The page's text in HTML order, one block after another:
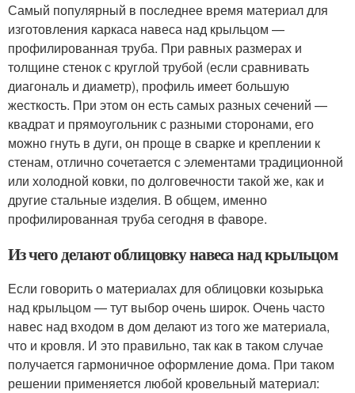
Самый популярный в последнее время материал для
изготовления каркаса навеса над крыльцом —
профилированная труба. При равных размерах и
толщине стенок с круглой трубой (если сравнивать
диагональ и диаметр), профиль имеет большую
жесткость. При этом он есть самых разных сечений —
квадрат и прямоугольник с разными сторонами, его
можно гнуть в дуги, он проще в сварке и креплении к
стенам, отлично сочетается с элементами традиционной
или холодной ковки, по долговечности такой же, как и
другие стальные изделия. В общем, именно
профилированная труба сегодня в фаворе.
Из чего делают облицовку навеса над крыльцом
Если говорить о материалах для облицовки козырька
над крыльцом — тут выбор очень широк. Очень часто
навес над входом в дом делают из того же материала,
что и кровля. И это правильно, так как в таком случае
получается гармоничное оформление дома. При таком
решении применяется любой кровельный материал: